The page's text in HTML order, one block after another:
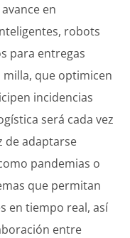
en
robots
para entregas
que optimicen
incidencias
será cada vez
de adaptarse
pandemias o
que permitan
en tiempo real, así
entre